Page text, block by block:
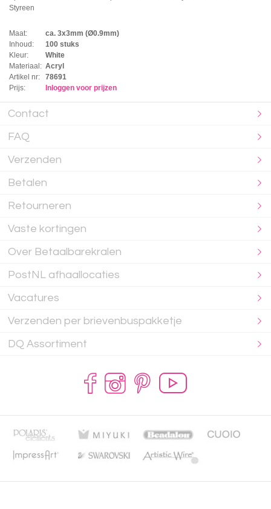
Styreen
Maat:
ca. 3x3mm (Ø0.9mm)
Inhoud:
100 stuks
Kleur:
White
Materiaal: Acryl
Artikel nr:
78691
Prijs:
Inloggen voor prijzen
Contact
FAQ
Verzenden
Betalen
Retourneren
Vaste kortingen
Over Betaalbarekralen
PostNL afhaallocaties
Vacatures
Verzenden per brievenbuspakketje
DQ Assortiment